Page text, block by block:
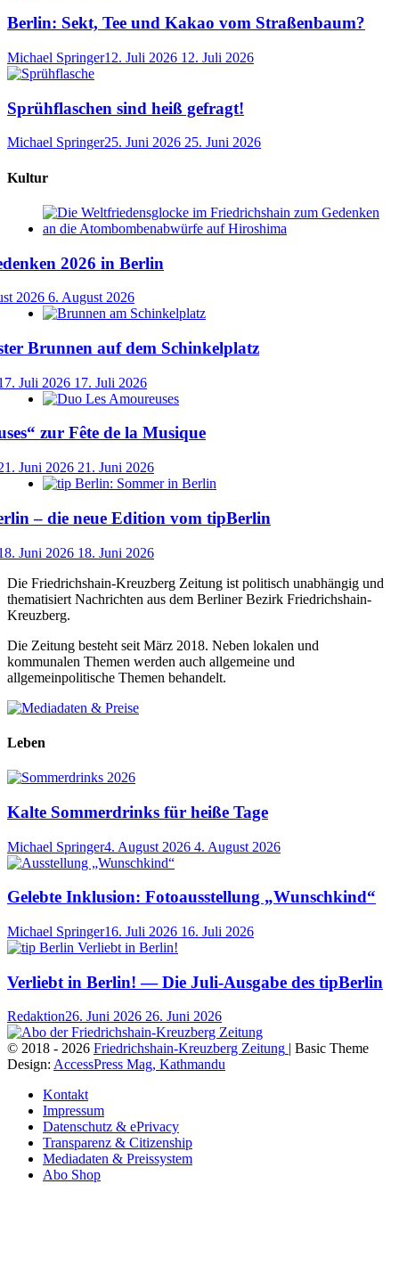
Berlin: Sekt, Tee und Kakao vom Straßenbaum?
Michael Springer12. Juli 2026 12. Juli 2026
Sprühflaschen sind heiß gefragt!
Michael Springer25. Juni 2026 25. Juni 2026
Kultur
2026 in Berlin
2026 6. August 2026
Brunnen auf dem Schinkelplatz
Juli 2026 17. Juli 2026
zur Fête de la Musique
Juni 2026 21. Juni 2026
– die neue Edition vom tipBerlin
Juni 2026 18. Juni 2026
Die Friedrichshain-Kreuzberg Zeitung ist politisch unabhängig und
thematisiert Nachrichten aus dem Berliner Bezirk Friedrichshain-
Kreuzberg.
Die Zeitung besteht seit März 2018. Neben lokalen und
kommunalen Themen werden auch allgemeine und
allgemeinpolitische Themen behandelt.
Leben
Kalte Sommerdrinks für heiße Tage
Michael Springer4. August 2026 4. August 2026
Gelebte Inklusion: Fotoausstellung „Wunschkind“
Michael Springer16. Juli 2026 16. Juli 2026
Verliebt in Berlin! — Die Juli-Ausgabe des tipBerlin
Redaktion26. Juni 2026 26. Juni 2026
© 2018 - 2026 Friedrichshain-Kreuzberg Zeitung
| Basic Theme
Design: AccessPress Mag, Kathmandu
Kontakt
Impressum
Datenschutz & ePrivacy
Transparenz & Citizenship
Mediadaten & Preissystem
Abo Shop